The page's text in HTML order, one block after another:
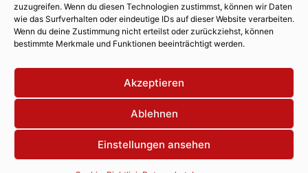
zuzugreifen. Wenn du diesen Technologien zustimmst, können wir Daten
wie das Surfverhalten oder eindeutige IDs auf dieser Website verarbeiten.
Wenn du deine Zustimmung nicht erteilst oder zurückziehst, können
bestimmte Merkmale und Funktionen beeinträchtigt werden.
Akzeptieren
Ablehnen
Einstellungen ansehen
Werbung
Contenterstellung
Lokalnachrichten
Lokalfernsehen